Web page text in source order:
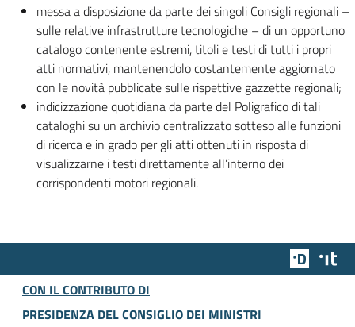
messa a disposizione da parte dei singoli Consigli regionali –
sulle relative infrastrutture tecnologiche – di un opportuno
catalogo contenente estremi, titoli e testi di tutti i propri
atti normativi, mantenendolo costantemente aggiornato
con le novità pubblicate sulle rispettive gazzette regionali;
indicizzazione quotidiana da parte del Poligrafico di tali
cataloghi su un archivio centralizzato sotteso alle funzioni
di ricerca e in grado per gli atti ottenuti in risposta di
visualizzarne i testi direttamente all’interno dei
corrispondenti motori regionali.
Team
CON IL CONTRIBUTO DI
PRESIDENZA DEL CONSIGLIO DEI MINISTRI